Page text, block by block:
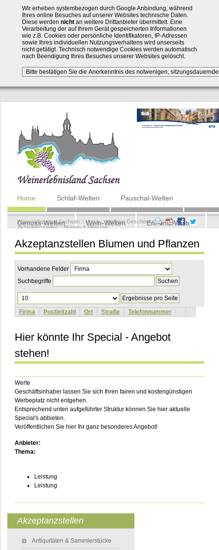
Wir erheben systembezogen durch Google Anbindung, während
Ihres online Besuches auf unserer Websites technische Daten.
Diese werden nichtan weitere Drittanbieter übermittelt. Eine
Verarbeitung der auf Ihrem Gerät gespeicherten Informationen
wie z.B. Cookies oder persönliche Identifikatoren, IP-Adressen
sowie Ihres individuellen Nutzungsverhaltens wird unserseits
nicht getätigt. Technisch notwendige Cookies werden automatisch
nach Beendigung Ihres Besuches unserer Websites gelöscht.
Navigation
überspringen
Home Schlaf-Welten Pauschal-Welten
Genuss-Welten Wein-Welten Erlebnis-Welten
Kontakt
Weinerlebnisland Sachsen :: Home::Meißner Geschenkgutschein::
Akzeptanzstellen::Blumen & Pflanzen
Akzeptanzstellen Blumen und Pflanzen
Vorhandene Felder
Suchbegriffe
Ergebnisse
pro
Seite
Firma Postleitzahl Ort Straße Telefonnummer
Hier könnte Ihr Special - Angebot
stehen!
Werte
Geschäftsinhaber lassen Sie sich Ihren fairen und kostengünstigen
Werbeplatz nicht entgehen.
Entsprechend unten aufgeführter Struktur können Sie hier aktuelle
Special's abbieten.
Veröffentlichen Sie hier Ihr ganz besonderes Angebot!
Anbieter:
Thema:
Leistung
Leistung
Akzeptanzstellen
Antiquitäten & Sammlerstücke